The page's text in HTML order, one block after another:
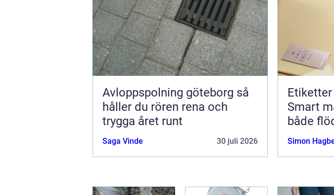
Avloppspolning göteborg så
håller du rören rena och
trygga året runt
Saga Vinde 30 juli 2026
Smart
både
Simon